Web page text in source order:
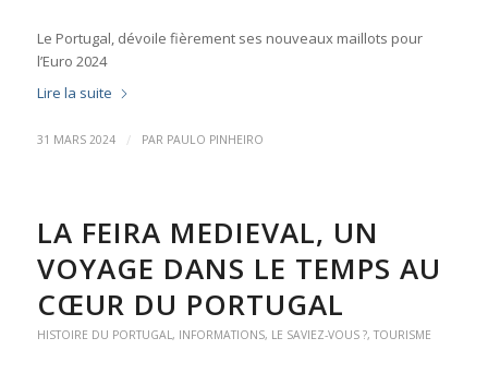
Le Portugal, dévoile fièrement ses nouveaux maillots pour
l’Euro 2024
Lire la suite
31 MARS 2024 / PAR PAULO PINHEIRO
LA FEIRA MEDIEVAL, UN
VOYAGE DANS LE TEMPS AU
CŒUR DU PORTUGAL
HISTOIRE DU PORTUGAL, INFORMATIONS, LE SAVIEZ-VOUS ?, TOURISME